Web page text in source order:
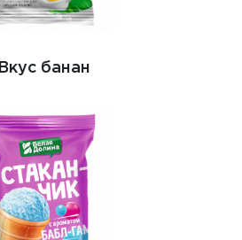
Вкус банан